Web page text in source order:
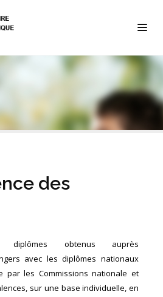
des
diplômes obtenus auprès
avec les diplômes nationaux
par les Commissions nationale et
sur une base individuelle, en